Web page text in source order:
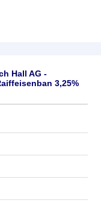
Hall AG -
3,25%